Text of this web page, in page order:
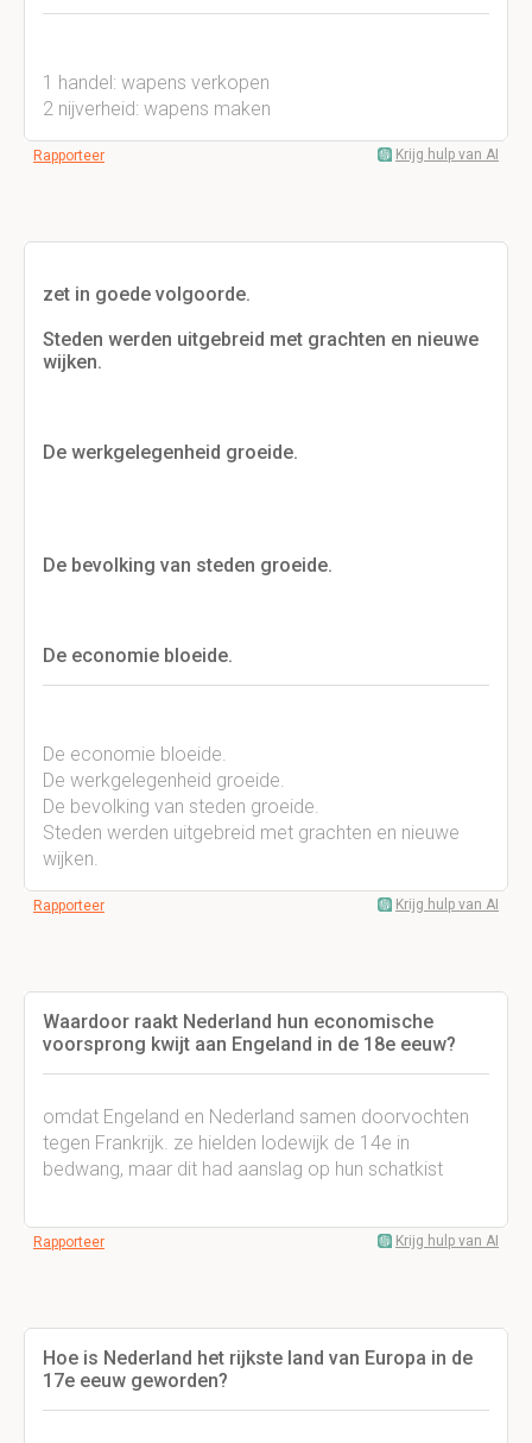
1 handel: wapens verkopen
2 nijverheid: wapens maken
Rapporteer Krijg hulp van AI
zet in goede volgoorde.
Steden werden uitgebreid met grachten en nieuwe
wijken.
De werkgelegenheid groeide.
De bevolking van steden groeide.
De economie bloeide.
De economie bloeide.
De werkgelegenheid groeide.
De bevolking van steden groeide.
Steden werden uitgebreid met grachten en nieuwe
wijken.
Rapporteer Krijg hulp van AI
Waardoor raakt Nederland hun economische
voorsprong kwijt aan Engeland in de 18e eeuw?
omdat Engeland en Nederland samen doorvochten
tegen Frankrijk. ze hielden lodewijk de 14e in
bedwang, maar dit had aanslag op hun schatkist
Rapporteer Krijg hulp van AI
Hoe is Nederland het rijkste land van Europa in de
17e eeuw geworden?